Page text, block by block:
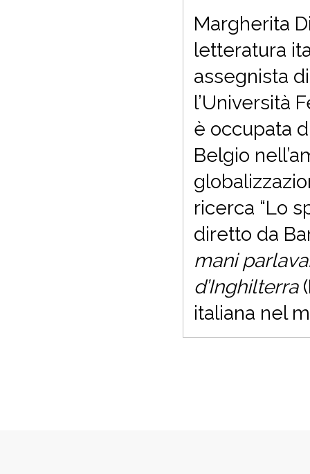
Margherita
letteratura
assegnista
l’Università
è occupata
Belgio
ricerca “Lo
diretto da
mani
d’Inghilterra
italiana nel